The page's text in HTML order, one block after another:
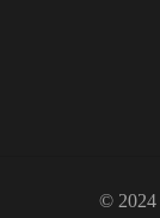
© 2024